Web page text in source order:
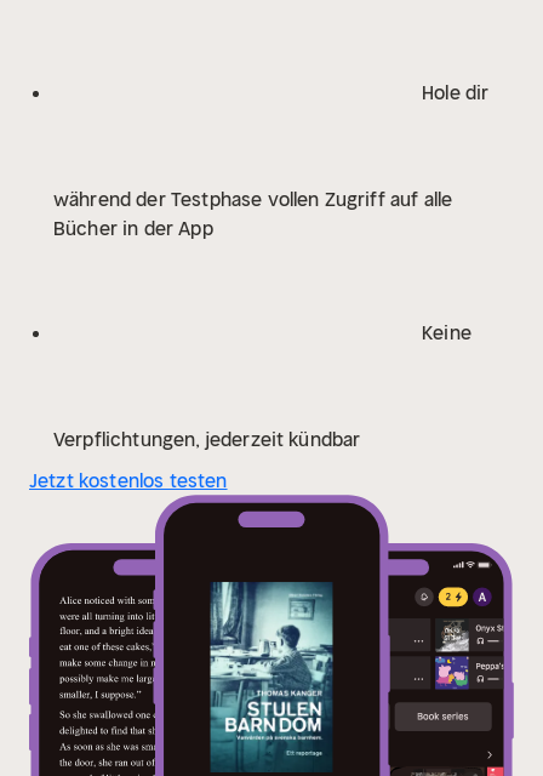
kanske mest välmående välfärdsstat. Men dessa barn
bortglömda barnen. Thomas Kangers pionjärarbete
och hans reportage i SVT:s "Dokument inifrån" ledde
miljon kronor vardera i ersättning för sitt lidande. Med
rekordåren. Genom att närstudera politiken och
spåren och lyckas synliggöra systematiken i de till
synes enskilda övergreppen. Den här boken är ett
stycke okänd nutidshistoria och ett gripande
vittnesbörd från en del av vårt land som länge legat i
skugga.
Hole dir
während der Testphase vollen Zugriff auf alle
Bücher in der App
Keine
Verpflichtungen, jederzeit kündbar
Jetzt kostenlos testen